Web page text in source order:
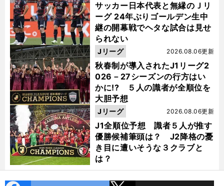
サッカー日本代表と無縁のＪリ
ーグ 24年ぶりゴールデン生中
継の開幕戦でヘタな試合は見せ
られない
秋春制が導入されたJ1リーグ2
026－27シーズンの行方はい
かに!? ５人の識者が全順位を
大胆予想
2026.08.06更新
Jリーグ
J1全順位予想 識者５人が推す
優勝候補筆頭は？ J2降格の憂
き目に遭いそうな３クラブと
は？
2026.08.06更新
Jリーグ